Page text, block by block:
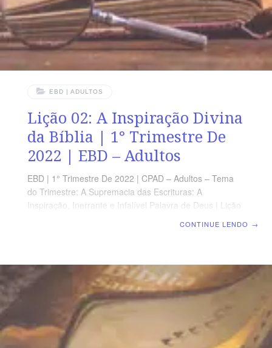
EBD | ADULTOS
Lição 02: A Inspiração Divina
da Bíblia | 1° Trimestre De
2022 | EBD – Adultos
EBD | 1° Trimestre De 2022 | CPAD – Adultos – Tema
do Trimestre: A Supremacia das Escrituras: A
Inspiração, Inerrante e Infalível Palavra de Deus | Lição
3.16) VERDADE PRÁTICA A inspiração da Bíblia
Sagrada é divina, verbal e plenária. Portanto, a Bíblia
toda nos ensina, corrige e instrui. LEITURA DIÁRIA
Segunda – 2 Pe 1.21 Os autores bíblicos escreveram
inspirados pelo Espírito SantoTerça
CONTINUE LENDO →